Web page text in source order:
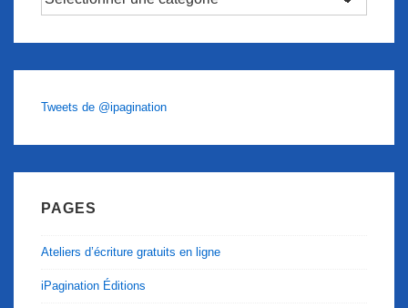
Tweets de @ipagination
PAGES
Ateliers d’écriture gratuits en ligne
iPagination Éditions